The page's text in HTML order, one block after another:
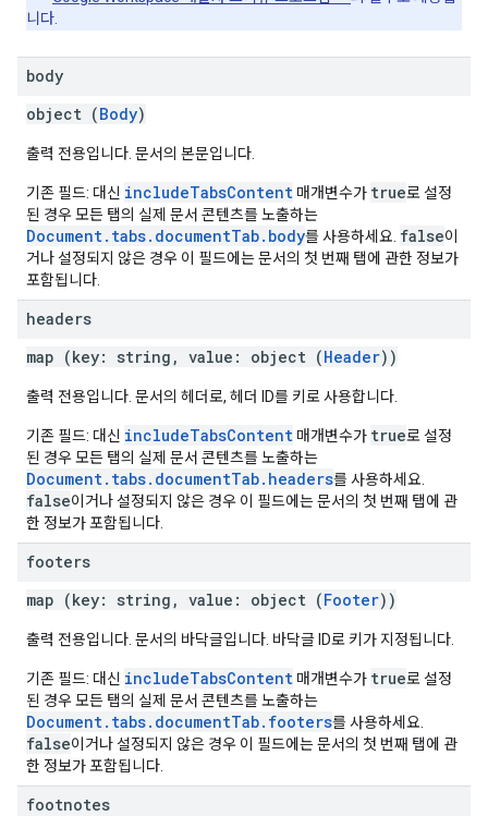
니다.
body
object (Body)
출력 전용입니다. 문서의 본문입니다.
기존 필드: 대신 includeTabsContent 매개변수가 true로 설정
된 경우 모든 탭의 실제 문서 콘텐츠를 노출하는
Document.tabs.documentTab.body를 사용하세요. false이
거나 설정되지 않은 경우 이 필드에는 문서의 첫 번째 탭에 관한 정보가
포함됩니다.
headers
map (key: string, value: object (Header))
출력 전용입니다. 문서의 헤더로, 헤더 ID를 키로 사용합니다.
기존 필드: 대신 includeTabsContent 매개변수가 true로 설정
된 경우 모든 탭의 실제 문서 콘텐츠를 노출하는
Document.tabs.documentTab.headers를 사용하세요.
false이거나 설정되지 않은 경우 이 필드에는 문서의 첫 번째 탭에 관
한 정보가 포함됩니다.
footers
map (key: string, value: object (Footer))
출력 전용입니다. 문서의 바닥글입니다. 바닥글 ID로 키가 지정됩니다.
기존 필드: 대신 includeTabsContent 매개변수가 true로 설정
된 경우 모든 탭의 실제 문서 콘텐츠를 노출하는
Document.tabs.documentTab.footers를 사용하세요.
false이거나 설정되지 않은 경우 이 필드에는 문서의 첫 번째 탭에 관
한 정보가 포함됩니다.
footnotes